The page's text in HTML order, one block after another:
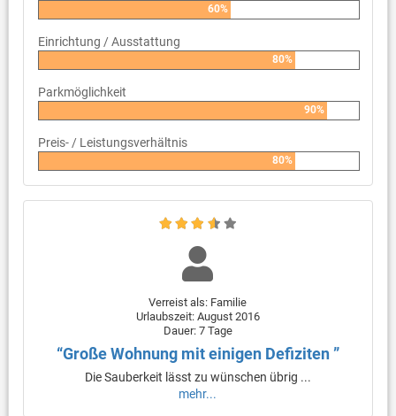
60%
Einrichtung / Ausstattung
80%
Parkmöglichkeit
90%
Preis- / Leistungsverhältnis
80%
Verreist als: Familie
Urlaubszeit: August 2016
Dauer: 7 Tage
“Große Wohnung mit einigen Defiziten ”
Die Sauberkeit lässt zu wünschen übrig ...
mehr...